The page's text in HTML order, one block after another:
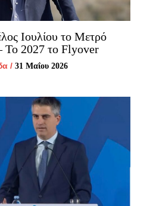
Ιουλίου το Μετρό
Το 2027 το Flyover
/ 31 Μαΐου 2026